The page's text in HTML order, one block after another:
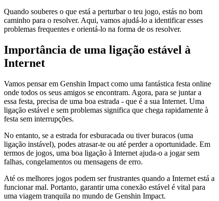
Quando souberes o que está a perturbar o teu jogo, estás no bom
caminho para o resolver. Aqui, vamos ajudá-lo a identificar esses
problemas frequentes e orientá-lo na forma de os resolver.
Importância de uma ligação estável à
Internet
Vamos pensar em Genshin Impact como uma fantástica festa online
onde todos os seus amigos se encontram. Agora, para se juntar a
essa festa, precisa de uma boa estrada - que é a sua Internet. Uma
ligação estável e sem problemas significa que chega rapidamente à
festa sem interrupções.
No entanto, se a estrada for esburacada ou tiver buracos (uma
ligação instável), podes atrasar-te ou até perder a oportunidade. Em
termos de jogos, uma boa ligação à Internet ajuda-o a jogar sem
falhas, congelamentos ou mensagens de erro.
Até os melhores jogos podem ser frustrantes quando a Internet está a
funcionar mal. Portanto, garantir uma conexão estável é vital para
uma viagem tranquila no mundo de Genshin Impact.